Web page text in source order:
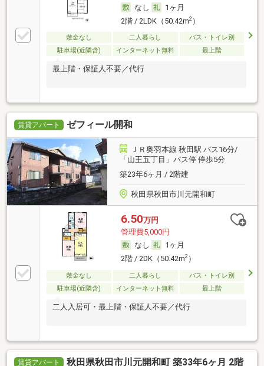
なし
1ヶ月
2階 / 2LDK（50.42m2）
敷金なし 二人暮らし
バス・トイレ別
駐車場(近隣含)
インターネット無料 最上階
最上階・保証人不要／代行
賃貸アパート ゼフィール開和
ＪＲ奥羽本線 秋田駅 バス16分/
「山王五丁目」バス停 停歩5分
築23年6ヶ月 / 2階建
秋田県秋田市川元開和町
6.50万円
管理費5,000円
なし
1ヶ月
2階 / 2DK（50.42m2）
敷金なし 二人暮らし
バス・トイレ別
駐車場(近隣含)
インターネット無料 最上階
二人入居可・最上階・保証人不要／代行
賃貸アパート
秋田県秋田市川元開和町 築33年6ヶ月 2階